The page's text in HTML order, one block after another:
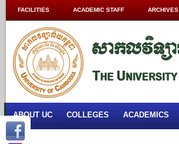
FACILITIES ACADEMIC STAFF ARCHIVES
ABOUT UC COLLEGES ACADEMICS